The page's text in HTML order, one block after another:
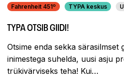
Fahrenheit 451º TYPA keskus
TYPA OTSIB GIIDI!
Otsime enda sekka särasilmset
inimestega suhelda, uusi asju
trükivärviseks teha! Kui…